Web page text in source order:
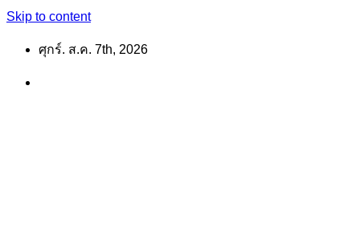
Skip to content
ศุกร์. ส.ค. 7th, 2026